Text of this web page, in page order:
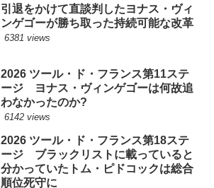
引退をかけて直談判したヨナス・ヴィ
ンゲゴーが勝ち取った持続可能な改革
6381 views
2026 ツール・ド・フランス第11ステ
ージ ヨナス・ヴィンゲゴーは何故追
わなかったのか?
6142 views
2026 ツール・ド・フランス第18ステ
ージ ブラックリストに載っていると
分かっていたトム・ピドコックは総合
順位死守に